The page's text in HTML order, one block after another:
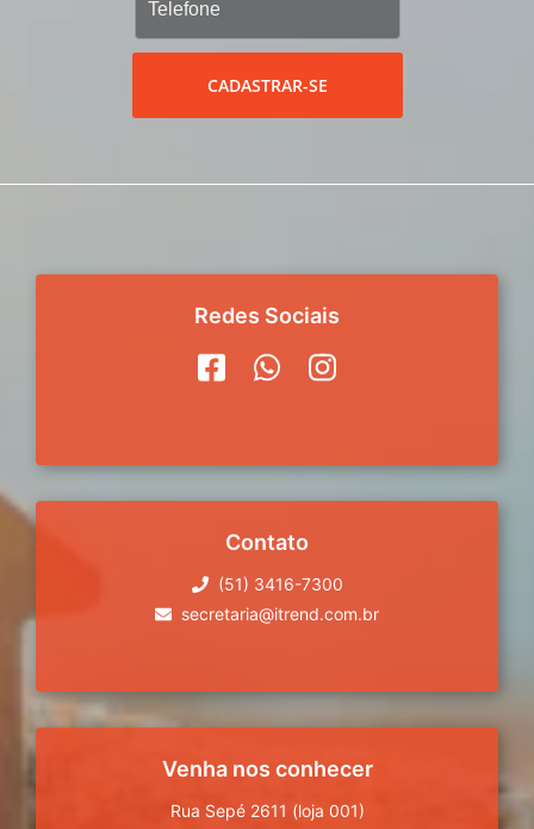
CADASTRAR-SE
Redes Sociais
Contato
(51) 3416-7300
secretaria@itrend.com.br
Venha nos conhecer
Rua Sepé 2611 (loja 001)